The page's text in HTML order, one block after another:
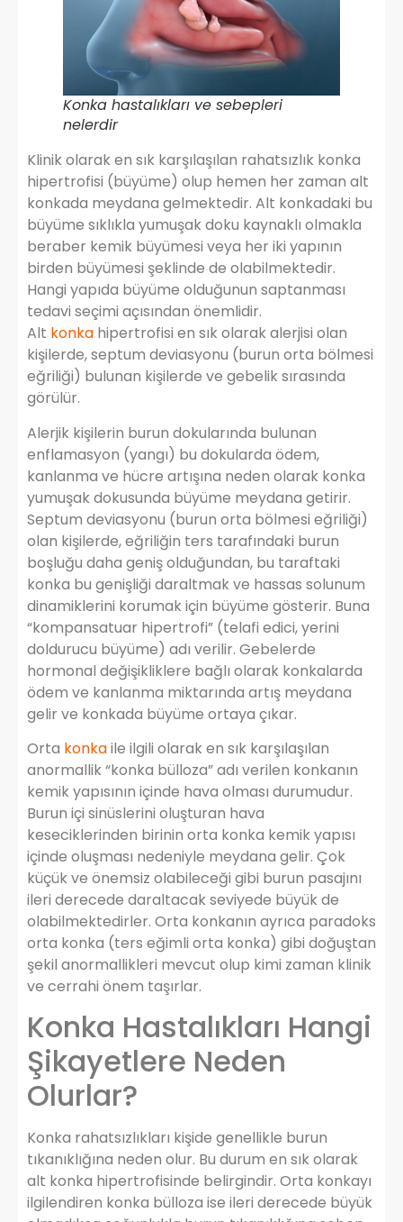
Konka hastalıkları ve sebepleri
nelerdir
Klinik olarak en sık karşılaşılan rahatsızlık konka
hipertrofisi (büyüme) olup hemen her zaman alt
konkada meydana gelmektedir. Alt konkadaki bu
büyüme sıklıkla yumuşak doku kaynaklı olmakla
beraber kemik büyümesi veya her iki yapının
birden büyümesi şeklinde de olabilmektedir.
Hangi yapıda büyüme olduğunun saptanması
tedavi seçimi açısından önemlidir.
Alt konka hipertrofisi en sık olarak alerjisi olan
kişilerde, septum deviasyonu (burun orta bölmesi
eğriliği) bulunan kişilerde ve gebelik sırasında
görülür.
Alerjik kişilerin burun dokularında bulunan
enflamasyon (yangı) bu dokularda ödem,
kanlanma ve hücre artışına neden olarak konka
yumuşak dokusunda büyüme meydana getirir.
Septum deviasyonu (burun orta bölmesi eğriliği)
olan kişilerde, eğriliğin ters tarafındaki burun
boşluğu daha geniş olduğundan, bu taraftaki
konka bu genişliği daraltmak ve hassas solunum
dinamiklerini korumak için büyüme gösterir. Buna
“kompansatuar hipertrofi” (telafi edici, yerini
doldurucu büyüme) adı verilir. Gebelerde
hormonal değişikliklere bağlı olarak konkalarda
ödem ve kanlanma miktarında artış meydana
gelir ve konkada büyüme ortaya çıkar.
Orta konkaile ilgili olarak en sık karşılaşılan
anormallik “konka bülloza” adı verilen konkanın
kemik yapısının içinde hava olması durumudur.
Burun içi sinüslerini oluşturan hava
keseciklerinden birinin orta konka kemik yapısı
içinde oluşması nedeniyle meydana gelir. Çok
küçük ve önemsiz olabileceği gibi burun pasajını
ileri derecede daraltacak seviyede büyük de
olabilmektedirler. Orta konkanın ayrıca paradoks
orta konka (ters eğimli orta konka) gibi doğuştan
şekil anormallikleri mevcut olup kimi zaman klinik
ve cerrahi önem taşırlar.
Konka Hastalıkları Hangi
Şikayetlere Neden
Olurlar?
Konka rahatsızlıkları kişide genellikle burun
tıkanıklığına neden olur. Bu durum en sık olarak
alt konka hipertrofisinde belirgindir. Orta konkayı
ilgilendiren konka bülloza ise ileri derecede büyük